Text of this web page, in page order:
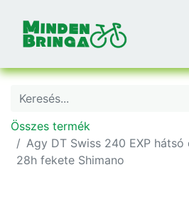
Összes termék
Agy DT Swiss 240 EXP
28h fekete Shimano